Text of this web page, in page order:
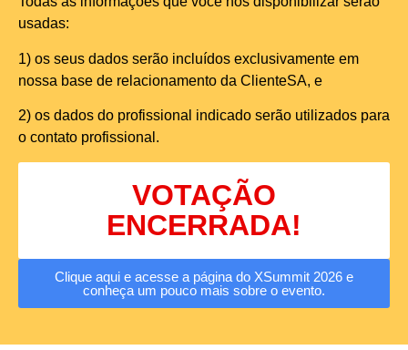
usadas:
1) os seus dados serão incluídos exclusivamente em
nossa base de relacionamento da ClienteSA, e
2) os dados do profissional indicado serão utilizados para
o contato profissional.
VOTAÇÃO
ENCERRADA!
Clique aqui e acesse a página do XSummit 2026 e
conheça um pouco mais sobre o evento.